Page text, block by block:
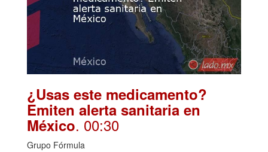
¿Usas este medicamento?
Emiten alerta sanitaria en
México. 00:30
Grupo Fórmula